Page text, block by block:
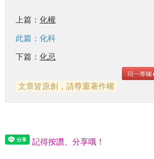
上篇： 化權
此篇：化科
下篇： 化忌
同一專欄
文章皆原創，請尊重著作權
記得按讚、分享哦！